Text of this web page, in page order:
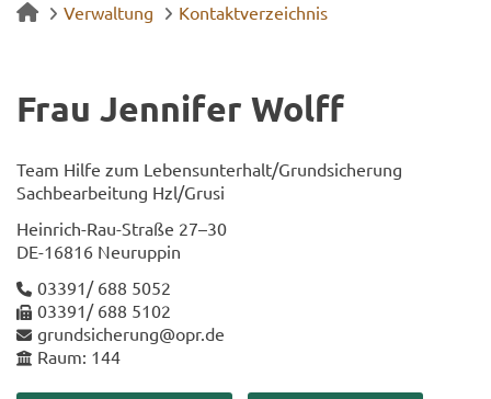
Verwaltung Kontaktverzeichnis
Frau Jen­ni­fer Wolff
Team Hilfe zum Le­bens­un­ter­halt/Grund­si­che­rung
Sach­be­ar­bei­tung Hzl/Grusi
Heinrich-​Rau-Straße 27–30
DE-​16816 Neu­rup­pin
03391/ 688 5052
03391/ 688 5102
grund­si­che­rung@opr.de
Raum: 144